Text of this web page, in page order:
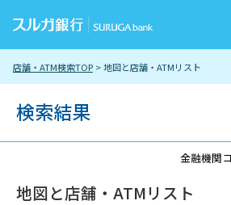
店舗・ATM検索TOP > 地図と店舗・ATMリスト
検索結果
金融機関
地図と店舗・ATMリスト